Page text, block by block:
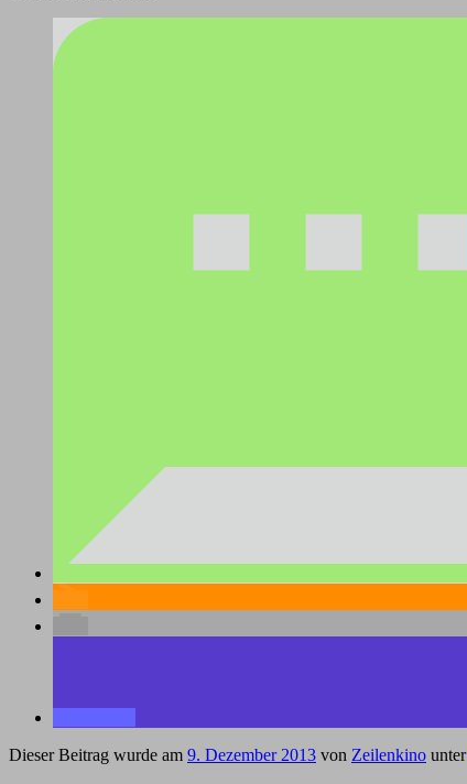
Dieser Beitrag wurde am 9. Dezember 2013 von Zeilenkino unter